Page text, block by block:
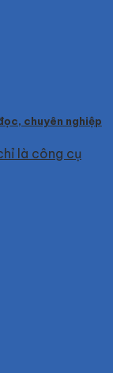
chuyên nghiệp
là công cụ